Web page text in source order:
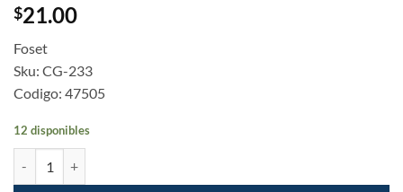
$21.00
Foset
Sku: CG-233
Codigo: 47505
12 disponibles